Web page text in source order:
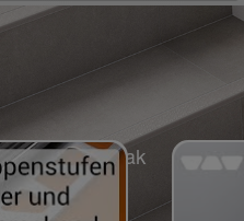
ve uygulamak